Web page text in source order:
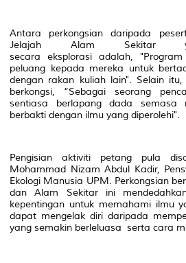
Antara perkongsian daripada
Jelajah Alam Sekitar
secara eksplorasiadalah,
peluang kepada mereka untuk
dengan rakan kuliah lain". Selain
berkongsi, “Sebagai seorang
sentiasa berlapang dada semasa
berbakti dengan ilmu yang diperolehi".
Pengisian aktiviti petang pula
Mohammad Nizam Abdul Kadir,
Ekologi Manusia UPM. Perkongsian
dan Alam Sekitar ini
kepentingan untuk memahami ilmu
dapat mengelak diri daripada
yang semakin berleluasa serta cara